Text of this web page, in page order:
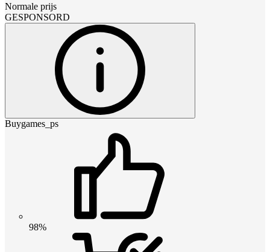
Normale prijs
GESPONSORD
Buygames_ps
98%